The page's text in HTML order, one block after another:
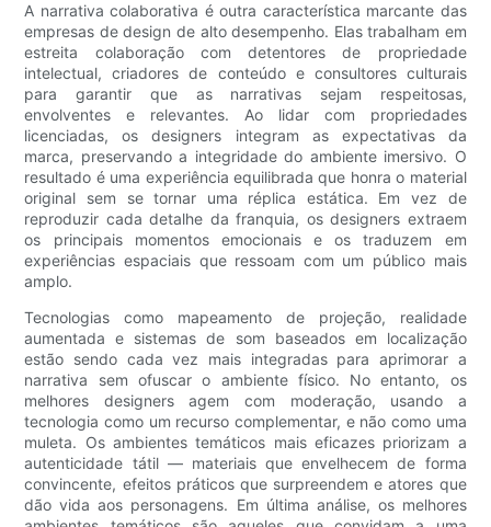
A narrativa colaborativa é outra característica marcante das
empresas de design de alto desempenho. Elas trabalham em
estreita colaboração com detentores de propriedade
intelectual, criadores de conteúdo e consultores culturais
para garantir que as narrativas sejam respeitosas,
envolventes e relevantes. Ao lidar com propriedades
licenciadas, os designers integram as expectativas da
marca, preservando a integridade do ambiente imersivo. O
resultado é uma experiência equilibrada que honra o material
original sem se tornar uma réplica estática. Em vez de
reproduzir cada detalhe da franquia, os designers extraem
os principais momentos emocionais e os traduzem em
experiências espaciais que ressoam com um público mais
amplo.
Tecnologias como mapeamento de projeção, realidade
aumentada e sistemas de som baseados em localização
estão sendo cada vez mais integradas para aprimorar a
narrativa sem ofuscar o ambiente físico. No entanto, os
melhores designers agem com moderação, usando a
tecnologia como um recurso complementar, e não como uma
muleta. Os ambientes temáticos mais eficazes priorizam a
autenticidade tátil — materiais que envelhecem de forma
convincente, efeitos práticos que surpreendem e atores que
dão vida aos personagens. Em última análise, os melhores